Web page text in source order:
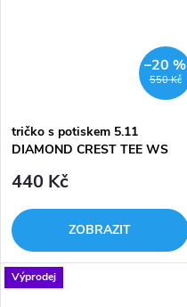
550 Kč
–20 %
tričko s potiskem 5.11
DIAMOND CREST TEE WS
440 Kč
ZOBRAZIT
Výprodej